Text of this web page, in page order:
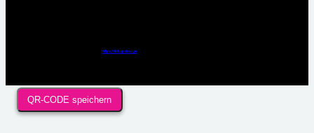
https://linkup.design
QR-CODE speichern